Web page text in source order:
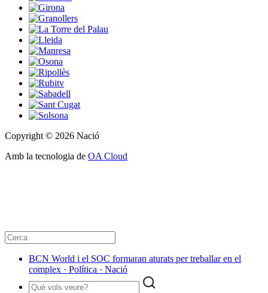
Copyright © 2026 Nació
Amb la tecnologia de OA Cloud
BCN World i el SOC formaran aturats per treballar en el
complex · Política · Nació